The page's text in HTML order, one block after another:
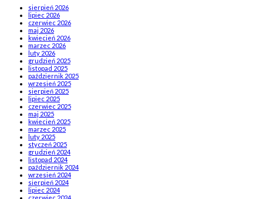
sierpień 2026
lipiec 2026
czerwiec 2026
maj 2026
kwiecień 2026
marzec 2026
luty 2026
grudzień 2025
listopad 2025
październik 2025
wrzesień 2025
sierpień 2025
lipiec 2025
czerwiec 2025
maj 2025
kwiecień 2025
marzec 2025
luty 2025
styczeń 2025
grudzień 2024
listopad 2024
październik 2024
wrzesień 2024
sierpień 2024
lipiec 2024